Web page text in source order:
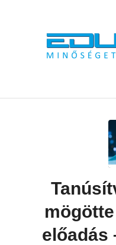
előadás